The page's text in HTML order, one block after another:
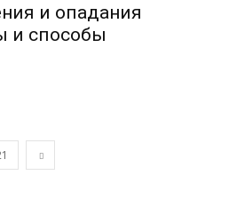
и опадания
и способы